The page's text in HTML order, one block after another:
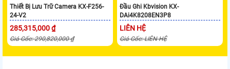
Thiết Bị Lưu Trữ Camera KX-F256-
24-V2
285,315,000 ₫
Giá Gốc: 290,820,000 ₫
Đầu Ghi Kbvision KX-
DAi4K8208EN3P8
LIÊN HỆ
Giá Gốc: LIÊN HỆ